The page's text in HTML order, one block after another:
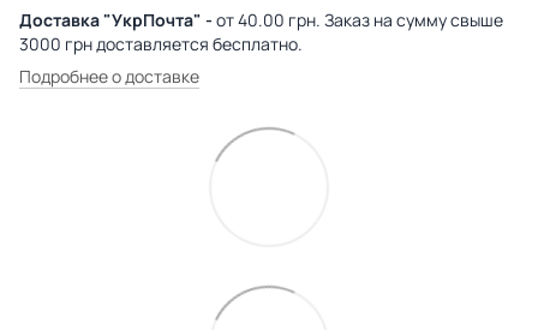
Доставка "УкрПочта" - от 40.00 грн. Заказ на сумму свыше
3000 грн доставляется бесплатно.
Подробнее о доставке